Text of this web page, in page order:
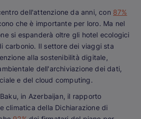
dell'attenzione da anni, con 87%
che è importante per loro. Ma nel
si espanderà oltre gli hotel ecologici
carbonio. Il settore dei viaggi sta
alla sostenibilità digitale,
dell'archiviazione dei dati,
e del cloud computing.
in Azerbaijan, il rapporto
climatica della Dichiarazione di